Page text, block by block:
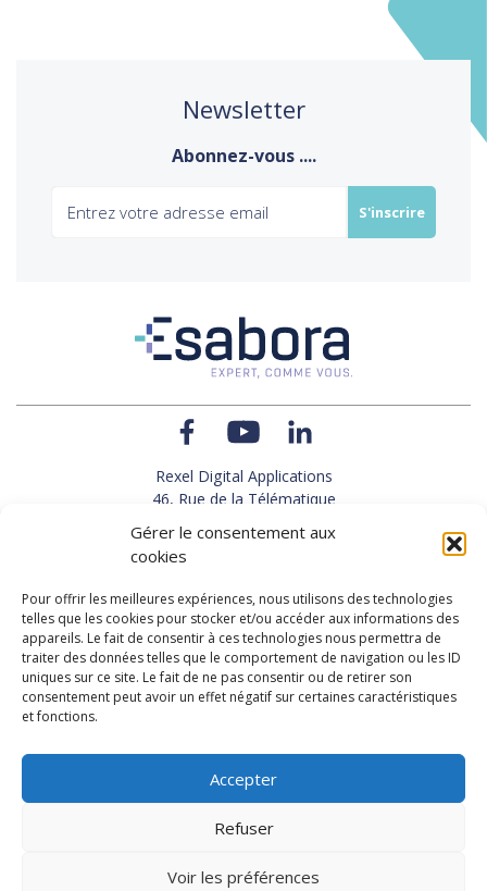
Gérer le consentement aux
cookies
Pour offrir les meilleures expériences, nous utilisons des technologies
telles que les cookies pour stocker et/ou accéder aux informations des
appareils. Le fait de consentir à ces technologies nous permettra de
traiter des données telles que le comportement de navigation ou les ID
uniques sur ce site. Le fait de ne pas consentir ou de retirer son
consentement peut avoir un effet négatif sur certaines caractéristiques
et fonctions.
Accepter
Refuser
Voir les préférences
Newsletter
Abonnez-vous ....
Rexel Digital Applications
46, Rue de la Télématique
Le Polygone 42000 SAINT-ETIENNE
TEL : 33(0)4 77 92 28 60
FAX : 33(0)4 77 92 28 61
SUPPORT : 33(0)4 69 68 82 10
NOUS CONTACTER
Politique de protection des données personnelles